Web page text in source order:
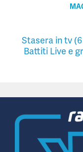
Stasera in tv
Battiti Live e